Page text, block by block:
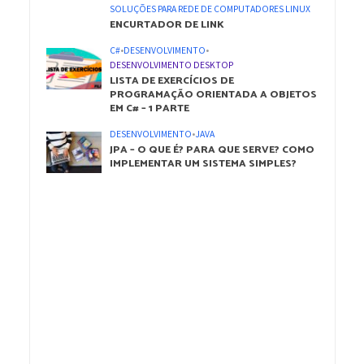
SOLUÇÕES PARA REDE DE COMPUTADORES LINUX
ENCURTADOR DE LINK
C#•DESENVOLVIMENTO•
DESENVOLVIMENTO DESKTOP
LISTA DE EXERCÍCIOS DE
PROGRAMAÇÃO ORIENTADA A OBJETOS
EM C# – 1 PARTE
DESENVOLVIMENTO•JAVA
JPA – O QUE É? PARA QUE SERVE? COMO
IMPLEMENTAR UM SISTEMA SIMPLES?